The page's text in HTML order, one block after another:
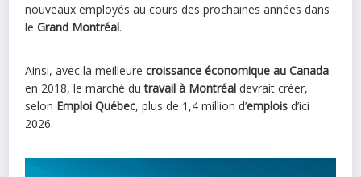
nouveaux employés au cours des prochaines années dans
le Grand Montréal.
Ainsi, avec la meilleure croissance économique au Canada
en 2018, le marché du travail à Montréal devrait créer,
selon Emploi Québec, plus de 1,4 million d’emplois d’ici
2026.